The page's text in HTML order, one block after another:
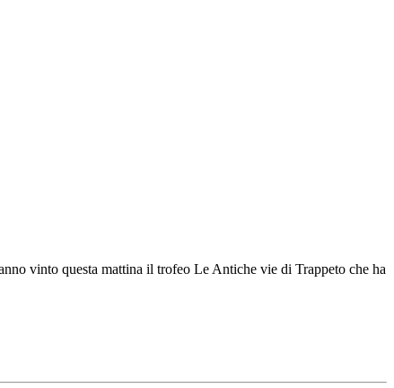
vinto questa mattina il trofeo Le Antiche vie di Trappeto che ha